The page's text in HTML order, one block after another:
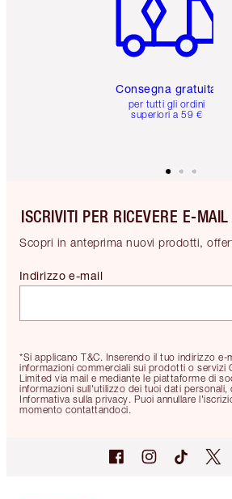
Consegna gratuita
per tutti gli ordini
superiori a 59 €
ISCRIVITI PER RICEVERE E-MAIL
Scopri in anteprima nuovi prodotti,
*Si applicano T&C. Inserendo il tuo indirizzo e-
informazioni commerciali sui prodotti o servizi
Limited via mail e mediante le piattaforme di
informazioni sull'utilizzo dei tuoi dati personali,
Informativa sulla privacy. Puoi annullare
momento contattandoci.
Indirizzo e-mail